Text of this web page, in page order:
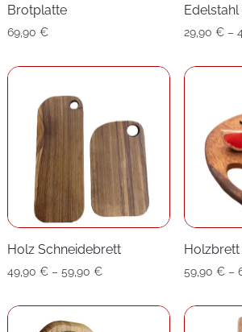
Brotplatte
69,90 € 29,90€ –
Holz Schneidebrett
49,90 € – 59,90 €Preisspanne:
bis
59,90€ –